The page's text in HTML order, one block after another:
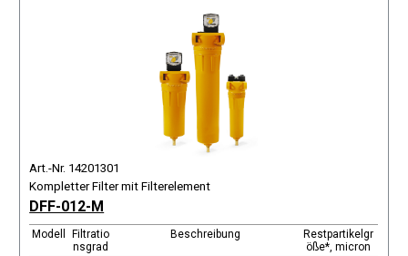
Art.-Nr. 14201301
Kompletter Filter mit Filterelement
DFF-012-M
Modell
Filtratio
nsgrad
Beschreibung
Restpartikelgr
öße*, micron